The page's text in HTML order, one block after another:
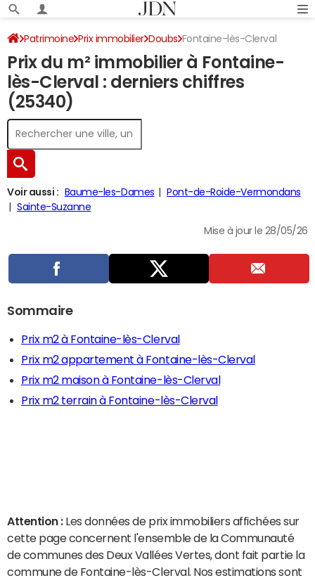
Patrimoine Prix immobilier Doubs Fontaine-lès-Clerval
Prix du m² immobilier à Fontaine-
lès-Clerval : derniers chiffres
(25340)
Voir aussi : Baume-les-Dames
Pont-de-Roide-Vermondans
Sainte-Suzanne
Mise à jour le 28/05/26
Sommaire
Prix m2 à Fontaine-lès-Clerval
Prix m2 appartement à Fontaine-lès-Clerval
Prix m2 maison à Fontaine-lès-Clerval
Prix m2 terrain à Fontaine-lès-Clerval
Attention : Les données de prix immobiliers affichées sur
cette page concernent l'ensemble de la Communauté
de communes des Deux Vallées Vertes, dont fait partie la
commune de Fontaine-lès-Clerval. Nos estimations sont